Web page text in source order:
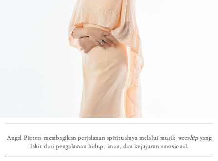
Angel Pieters membagikan perjalanan spiritualnya melalui musik worship yang
lahir dari pengalaman hidup, iman, dan kejujuran emosional.